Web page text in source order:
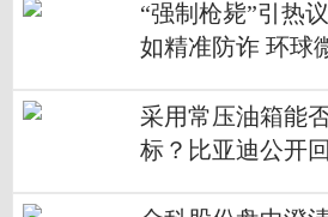
“强制枪毙”引热
如精准防诈 环球
采用常压油箱能
标？比亚迪公开